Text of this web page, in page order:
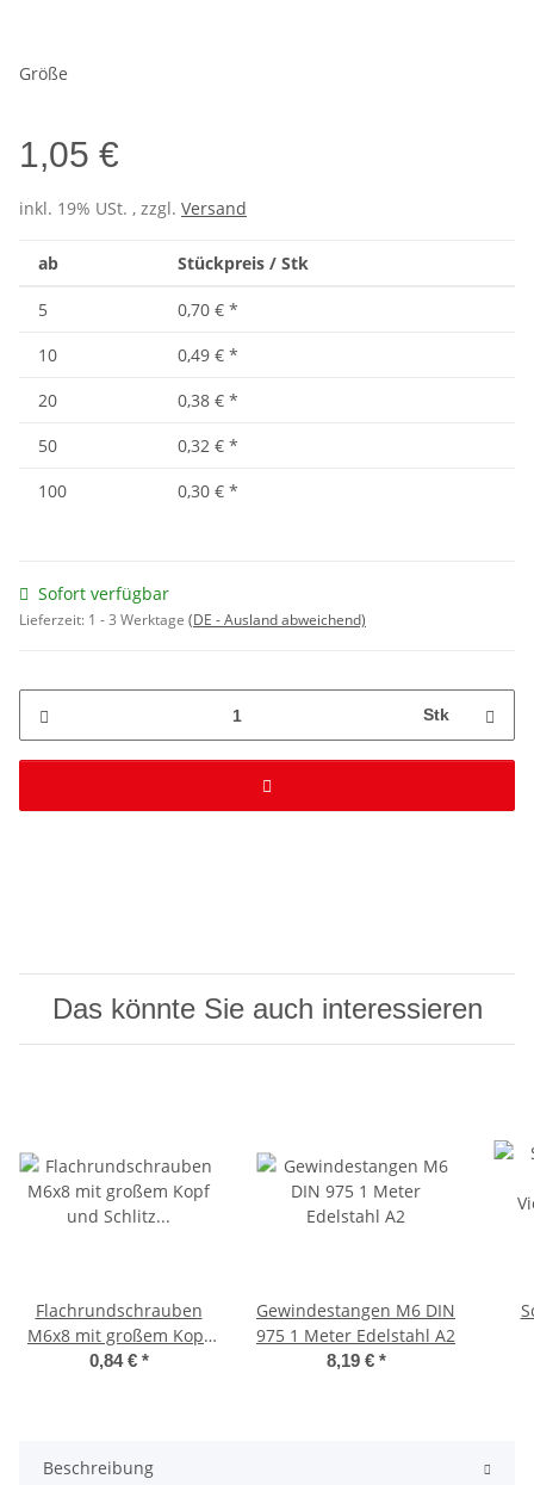
Größe
1,05 €
inkl. 19% USt. , zzgl. Versand
ab Stückpreis / Stk
5 0,70 € *
10
0,49 € *
20
0,38 € *
50
0,32 € *
100
0,30 € *
Sofort verfügbar
Lieferzeit: 1 - 3 Werktage (DE - Ausland abweichend)
Stk
Das könnte Sie auch interessieren
Flachrundschrauben
M6x8 mit großem Kopf
und Schlitz Edelstahl A2
0,84 € *
Gewindestangen M6 DIN
975 1 Meter Edelstahl A2
8,19 € *
Beschreibung